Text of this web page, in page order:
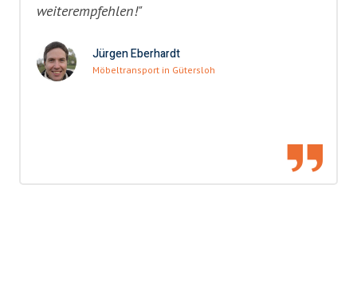
weiterempfehlen!"
Jürgen Eberhardt
Möbeltransport in Gütersloh